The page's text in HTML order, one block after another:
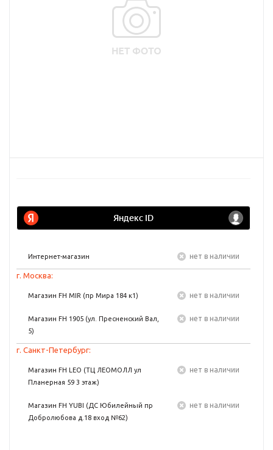
Интернет-магазин Нет в наличии
г. Москва:
Магазин FH MIR (пр Мира 184 к1) Нет в наличии
Магазин FH 1905 (ул. Пресненский Вал,
5)
Нет в наличии
г. Санкт-Петербург:
Магазин FH LEO (ТЦ ЛЕОМОЛЛ ул
Планерная 59 3 этаж)
Нет в наличии
Магазин FH YUBI (ДС Юбилейный пр
Добролюбова д.18 вход №62)
Нет в наличии